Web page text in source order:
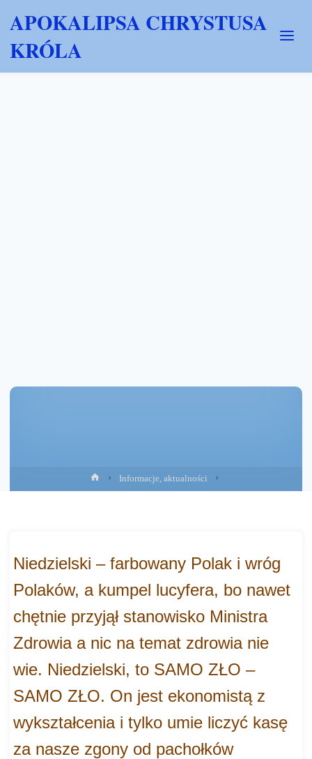
APOKALIPSA CHRYSTUSA
KRÓLA
Strona
główna
Informacje, aktualności
Niedzielski – farbowany Polak i wróg
Polaków, a kumpel lucyfera, bo nawet
chętnie przyjął stanowisko Ministra
Zdrowia a nic na temat zdrowia nie
wie. Niedzielski, to SAMO ZŁO –
SAMO ZŁO. On jest ekonomistą z
wykształcenia i tylko umie liczyć kasę
za nasze zgony od pachołków